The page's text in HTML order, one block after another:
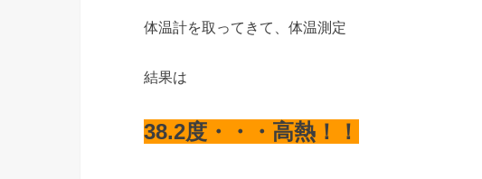
体温計を取ってきて、体温測定
結果は
38.2度・・・高熱！！